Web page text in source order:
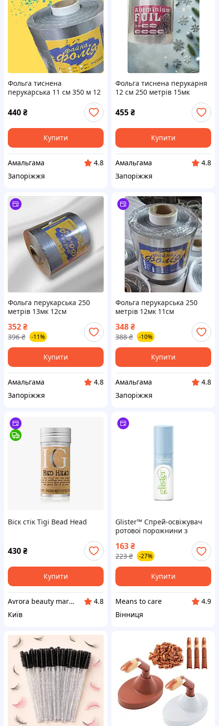
Фольга тиснена
перукарська 11 см 350 м 12
440₴
Купити
Амальгама
4.8
Запоріжжя
Фольга тиснена перукарня
12 см 250 метрів 15мк
455₴
Купити
Амальгама
4.8
Запоріжжя
Фольга перукарська 250
метрів 13мк 12см
Файна Фолія
352₴
396 ₴ -11%
Купити
Амальгама
4.8
Запоріжжя
Фольга перукарська 250
метрів 12мк 11см
Файна Фолія
348₴
388 ₴ -10%
Купити
Амальгама
4.8
Запоріжжя
Віск стік Tigi Bead Head
430₴
Купити
Avrora beauty market
4.8
Київ
Glister™ Спрей-освіжувач
ротової порожнини з
163₴
223 ₴ -27%
Купити
Means to care
4.9
Вінниця